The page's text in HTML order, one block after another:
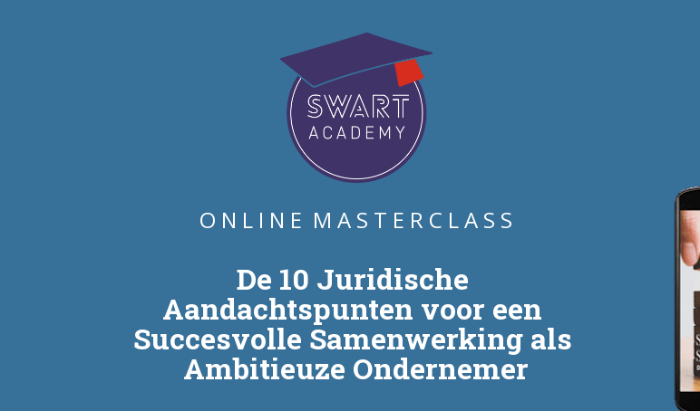
O N L I N E  M A S T E R C L A S S
De 10 Juridische
Aandachtspunten voor een
Succesvolle Samenwerking als
Ambitieuze Ondernemer